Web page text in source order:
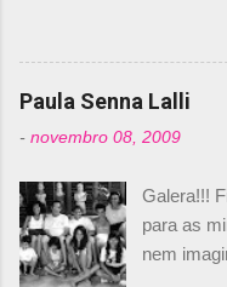
dois
não tem
Nelson
não
de
outros
truth but I’ve never had
should, pretty much, tell
#AlfaRomeoRacing
Romain falando sobre o
@RGrosjean ! #EifelGP
pic.twitter.com/
2020 Beijinhos, Ludy
Paula Senna Lalli
- novembro 08, 2009
Galera!!!
para as
nem